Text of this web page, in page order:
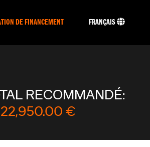
DE FINANCEMENT FRANÇAIS
RECOMMANDÉ:
22,950.00 €